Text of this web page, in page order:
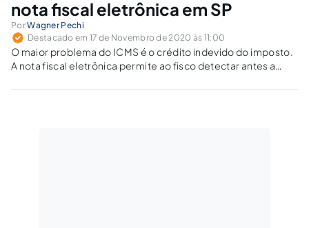
nota fiscal eletrônica em SP
PorWagner Pechi
Destacado em 17 de Novembro de 2020 às 11:00
O maior problema do ICMS é o crédito indevido do imposto.
A nota fiscal eletrônica permite ao fisco detectar antes a
imposto sobre bens e serviços (IBS) também deverá